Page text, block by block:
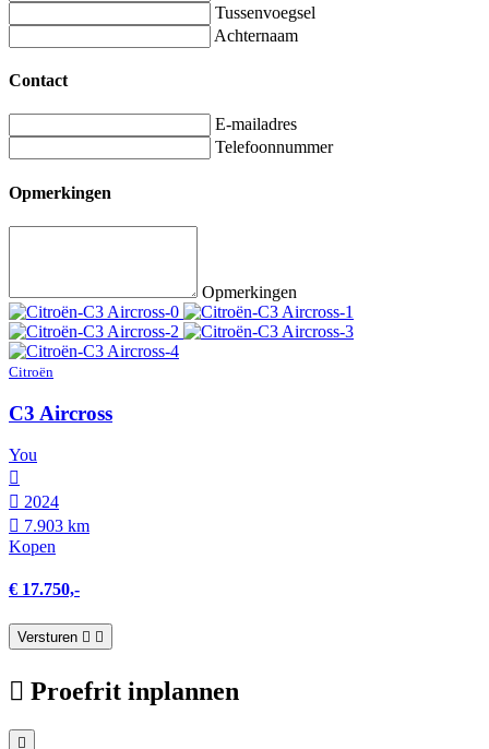
Tussenvoegsel
Achternaam
Contact
E-mailadres
Telefoonnummer
Opmerkingen
Opmerkingen
Citroën
C3 Aircross
You
2024
7.903 km
Kopen
€ 17.750,-
Versturen
Proefrit inplannen